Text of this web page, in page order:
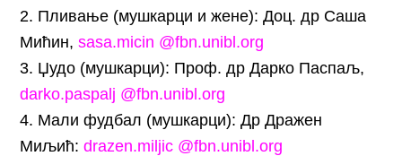
2. Пливање (мушкарци и жене): Доц. др Саша
Мићин,sasa.micin @fbn.unibl.org
3. Џудо (мушкарци): Проф. др Дарко Паспаљ,
darko.paspalj @fbn.unibl.org
4. Мали фудбал (мушкарци): Др Дражен
Миљић:drazen.miljic @fbn.unibl.org